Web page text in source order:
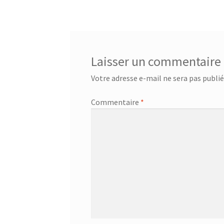
Laisser un commentaire
Votre adresse e-mail ne sera pas
Commentaire *